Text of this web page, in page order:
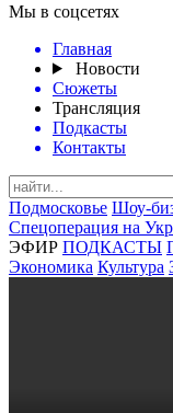
Мы в соцсетях
Главная
Новости
Сюжеты
Трансляция
Подкасты
Контакты
Подмосковье Шоу-
Спецоперация на
ЭФИР ПОДКАСТЫ
Экономика Культура